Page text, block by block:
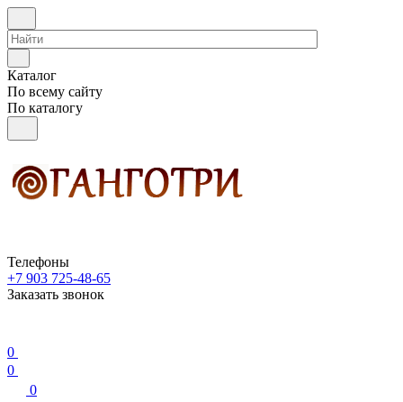
Каталог
По всему сайту
По каталогу
Телефоны
+7 903 725-48-65
Заказать звонок
0
0
0